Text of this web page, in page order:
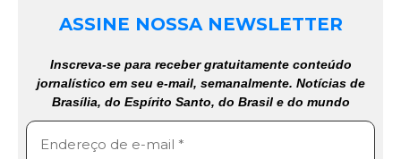
ASSINE NOSSA NEWSLETTER
Inscreva-se para receber gratuitamente conteúdo
jornalístico em seu e-mail, semanalmente. Notícias de
Brasília, do Espírito Santo, do Brasil e do mundo